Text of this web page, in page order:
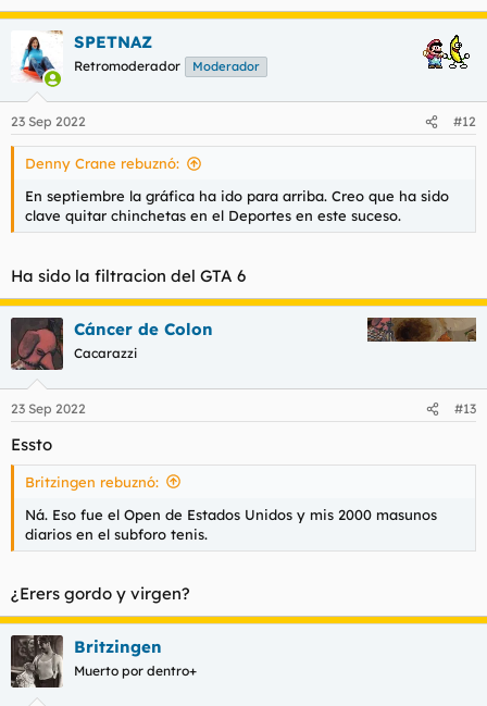
SPETNAZ
Retromoderador Moderador
23 Sep 2022 #12
Denny Crane rebuznó:
En septiembre la gráfica ha ido para arriba. Creo que ha sido
clave quitar chinchetas en el Deportes en este suceso.
Ha sido la filtracion del GTA 6
Cáncer de Colon
Cacarazzi
23 Sep 2022 #13
Essto
Britzingen rebuznó:
Ná. Eso fue el Open de Estados Unidos y mis 2000 masunos
diarios en el subforo tenis.
¿Erers gordo y virgen?
Britzingen
Muerto por dentro+